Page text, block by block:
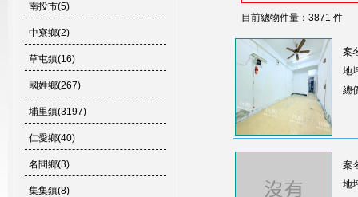
南投市(5)
中寮鄉(2)
草屯鎮(16)
國姓鄉(267)
埔里鎮(3197)
仁愛鄉(40)
名間鄉(3)
集集鎮(8)
目前總物件量：3871 件
案
地
總
案
地